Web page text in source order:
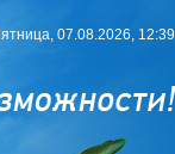
07.08.2026, 12:39